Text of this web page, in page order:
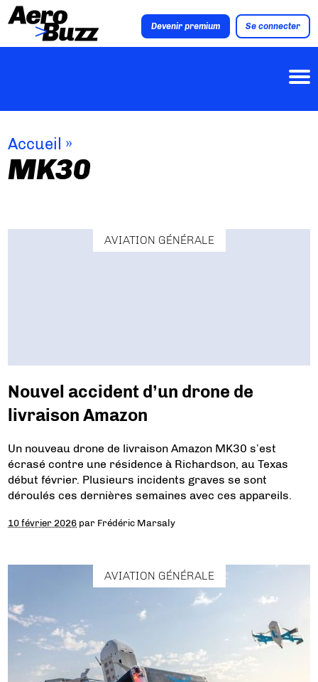
Devenir premium Se connecter
Accueil »
MK30
AVIATION GÉNÉRALE
Nouvel accident d’un drone de
livraison Amazon
Un nouveau drone de livraison Amazon MK30 s’est
écrasé contre une résidence à Richardson, au Texas
début février. Plusieurs incidents graves se sont
déroulés ces dernières semaines avec ces appareils.
10 février 2026 par Frédéric Marsaly
AVIATION GÉNÉRALE